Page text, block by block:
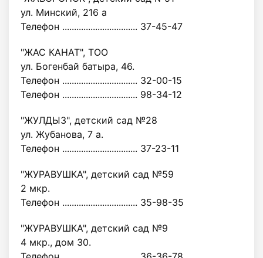
ул. Минский, 216 а
Телефон ................................ 37-45-47
"ЖАС КАНАТ", ТОО
ул. Богенбай батыра, 46.
Телефон ................................ 32-00-15
Телефон ................................ 98-34-12
"ЖУЛДЫЗ", детский сад №28
ул. Жубанова, 7 а.
Телефон ................................ 37-23-11
"ЖУРАВУШКА", детский сад №59
2 мкр.
Телефон ................................ 35-98-35
"ЖУРАВУШКА", детский сад №9
4 мкр., дом 30.